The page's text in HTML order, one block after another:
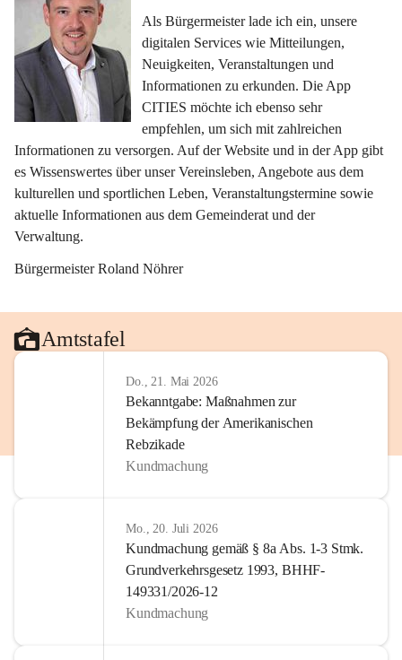
Als Bürgermeister lade ich ein, unsere
digitalen Services wie Mitteilungen,
Neuigkeiten, Veranstaltungen und
Informationen zu erkunden. Die App
CITIES möchte ich ebenso sehr
empfehlen, um sich mit zahlreichen
Informationen zu versorgen. Auf der Website und in der App gibt
es Wissenswertes über unser Vereinsleben, Angebote aus dem
kulturellen und sportlichen Leben, Veranstaltungstermine sowie
aktuelle Informationen aus dem Gemeinderat und der
Verwaltung.
Bürgermeister Roland Nöhrer
Amtstafel
Do., 21. Mai 2026
Bekanntgabe: Maßnahmen zur
Bekämpfung der Amerikanischen
Rebzikade
Kundmachung
Mo., 20. Juli 2026
Kundmachung gemäß § 8a Abs. 1-3 Stmk.
Grundverkehrsgesetz 1993, BHHF-
149331/2026-12
Kundmachung